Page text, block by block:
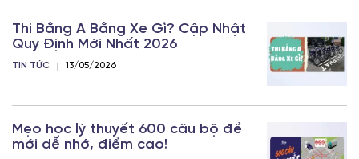
Thi Bằng A Bằng Xe Gì? Cập Nhật
Quy Định Mới Nhất 2026
TIN TỨC 13/05/2026
Mẹo học lý thuyết 600 câu bộ đề
mới dễ nhớ, điểm cao!